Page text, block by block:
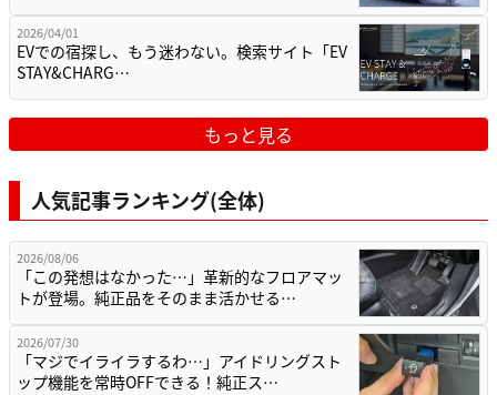
2026/04/01
EVでの宿探し、もう迷わない。検索サイト「EV
STAY&CHARG…
もっと見る
人気記事ランキング(全体)
2026/08/06
「この発想はなかった…」革新的なフロアマッ
トが登場。純正品をそのまま活かせる…
2026/07/30
「マジでイライラするわ…」アイドリングスト
ップ機能を常時OFFできる！純正ス…